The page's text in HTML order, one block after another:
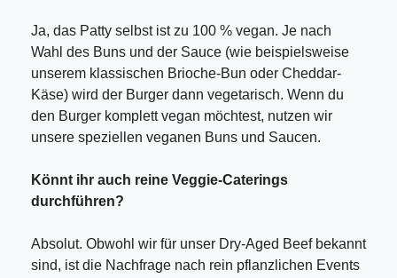
Ja, das Patty selbst ist zu 100 % vegan. Je nach
Wahl des Buns und der Sauce (wie beispielsweise
unserem klassischen Brioche-Bun oder Cheddar-
Käse) wird der Burger dann vegetarisch. Wenn du
den Burger komplett vegan möchtest, nutzen wir
unsere speziellen veganen Buns und Saucen.
Könnt ihr auch reine Veggie-Caterings
durchführen?
Absolut. Obwohl wir für unser Dry-Aged Beef bekannt
sind, ist die Nachfrage nach rein pflanzlichen Events